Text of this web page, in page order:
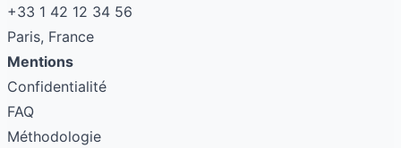
+33 1 42 12 34 56
Paris, France
Mentions
Confidentialité
FAQ
Méthodologie